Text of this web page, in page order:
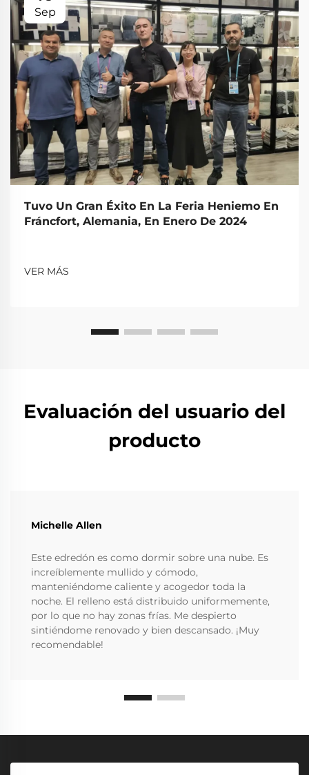
Sep
Tuvo Un Gran Éxito En La Feria Heniemo En
Fráncfort, Alemania, En Enero De 2024
VER MÁS
Evaluación del usuario del
producto
Michelle Allen
Este edredón es como dormir sobre una nube. Es
increíblemente mullido y cómodo,
manteniéndome caliente y acogedor toda la
noche. El relleno está distribuido uniformemente,
por lo que no hay zonas frías. Me despierto
sintiéndome renovado y bien descansado. ¡Muy
recomendable!